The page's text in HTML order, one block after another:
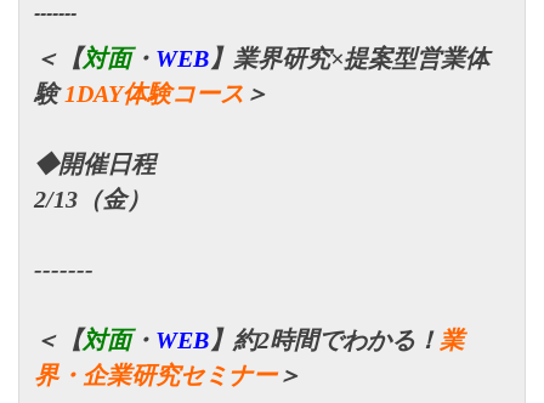
-------
＜【対面・ WEB】業界研究×提案型営業体
験1DAY体験コース ＞
◆開催日程
2/13（金）
-------
＜【対面・ WEB】約2時間でわかる！ 業
界・企業研究セミナー＞